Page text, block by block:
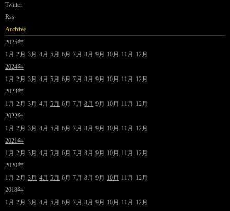
Twitter
Rss
Archive
2025年
1月 2月 3月 4月 5月 6月 7月 8月 9月 10月 11月 12月
2024年
1月 2月 3月 4月 5月 6月 7月 8月 9月 10月 11月 12月
2023年
1月 2月 3月 4月 5月 6月 7月 8月 9月 10月 11月 12月
2022年
1月 2月 3月 4月 5月 6月 7月 8月 9月 10月 11月 12月
2021年
1月 2月 3月 4月 5月 6月 7月 8月 9月 10月 11月 12月
2020年
1月 2月 3月 4月 5月 6月 7月 8月 9月 10月 11月 12月
2018年
1月 2月 3月 4月 5月 6月 7月 8月 9月 10月 11月 12月